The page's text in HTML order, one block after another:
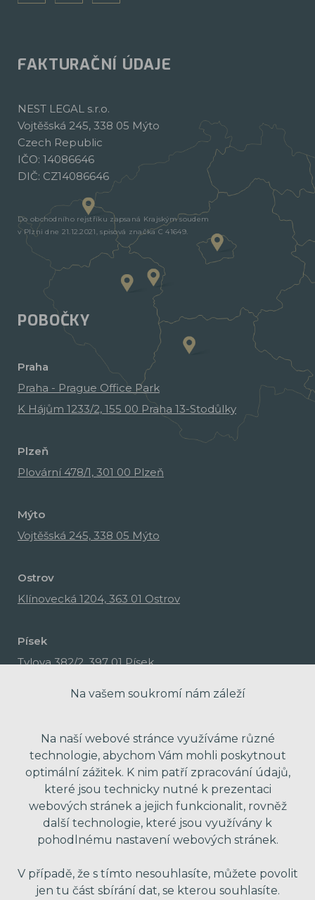
FAKTURAČNÍ ÚDAJE
NEST LEGAL s.r.o.
Vojtěšská 245, 338 05 Mýto
Czech Republic
IČO: 14086646
DIČ: CZ14086646
Do obchodního rejstříku zapsaná Krajským soudem
v Plzni dne 21.12.2021, spisová značka C 41649.
POBOČKY
Praha
Praha - Prague Office Park
K Hájům 1233/2, 155 00 Praha 13-Stodůlky
Plzeň
Plovární 478/1, 301 00 Plzeň
Mýto
Vojtěšská 245, 338 05 Mýto
Ostrov
Klínovecká 1204, 363 01 Ostrov
Písek
Tylova 382/2, 397 01 Písek
Na vašem soukromí nám záleží
Na naší webové stránce využíváme různé
technologie, abychom Vám mohli poskytnout
optimální zážitek. K nim patří zpracování údajů,
které jsou technicky nutné k prezentaci
webových stránek a jejich funkcionalit, rovněž
další technologie, které jsou využívány k
pohodlnému nastavení webových stránek.
V případě, že s tímto nesouhlasíte, můžete povolit
jen tu část sbírání dat, se kterou souhlasíte.